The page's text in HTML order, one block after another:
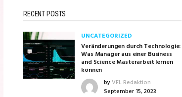
RECENT POSTS
UNCATEGORIZED
Veränderungen durch Technologie:
Was Manager aus einer Business
and Science Masterarbeit lernen
können
byVFL Redaktion
September 15, 2023